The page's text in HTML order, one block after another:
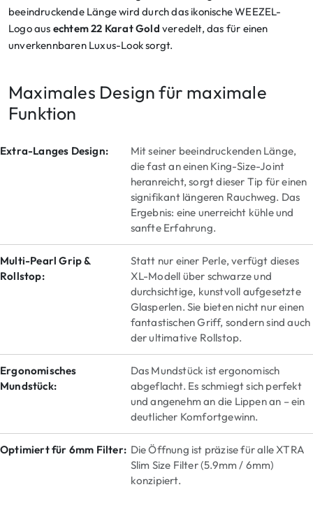
beeindruckende Länge wird durch das ikonische WEEZEL-
Logo aus echtem 22 Karat Gold veredelt, das für einen
unverkennbaren Luxus-Look sorgt.
Maximales Design für maximale
Funktion
Extra-Langes Design:
Mit seiner beeindruckenden Länge,
die fast an einen King-Size-Joint
heranreicht, sorgt dieser Tip für einen
signifikant längeren Rauchweg. Das
Ergebnis: eine unerreicht kühle und
sanfte Erfahrung.
Multi-Pearl Grip &
Rollstop:
Statt nur einer Perle, verfügt dieses
XL-Modell über schwarze und
durchsichtige, kunstvoll aufgesetzte
Glasperlen. Sie bieten nicht nur einen
fantastischen Griff, sondern sind auch
der ultimative Rollstop.
Ergonomisches
Mundstück:
Das Mundstück ist ergonomisch
abgeflacht. Es schmiegt sich perfekt
und angenehm an die Lippen an – ein
deutlicher Komfortgewinn.
Optimiert für 6mm Filter: Die Öffnung ist präzise für alle XTRA
Slim Size Filter (5.9mm / 6mm)
konzipiert.